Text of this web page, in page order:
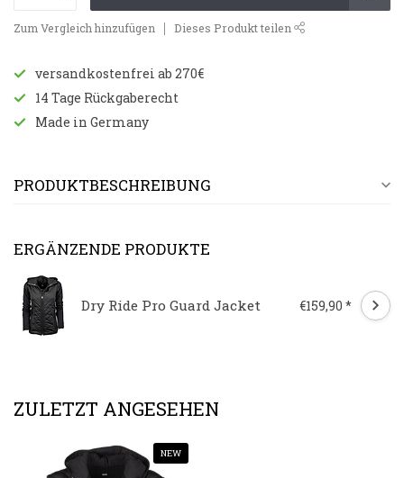
Zum Vergleich hinzufügen Dieses Produkt teilen
versandkostenfrei ab 270€
14 Tage Rückgaberecht
Made in Germany
PRODUKTBESCHREIBUNG
ERGÄNZENDE PRODUKTE
Dry Ride Pro Guard Jacket €159,90 *
ZULETZT ANGESEHEN
NEW